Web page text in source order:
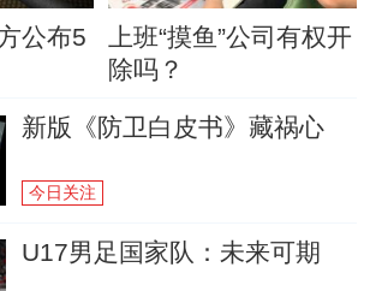
公布5
上班“摸鱼”公司有权开
除吗？
新版《防卫白皮书》藏祸心
今日关注
U17男足国家队：未来可期